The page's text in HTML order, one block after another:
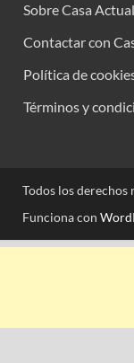
Sobre Casa Actual
Contactar con
Política de
Términos y
Todos los derechos
Funciona con